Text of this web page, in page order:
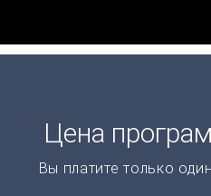
Цена
Вы платите только